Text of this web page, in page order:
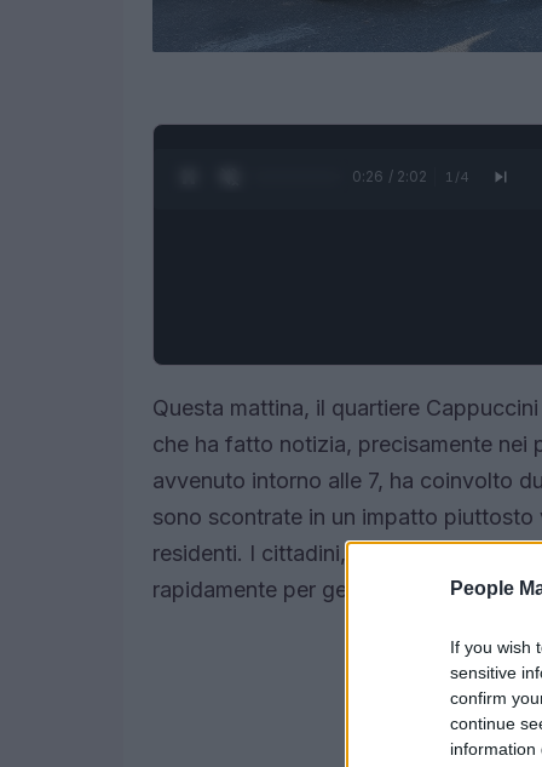
People
If you wish
sensitive
confirm
continue
information
0:28 / 2:02 1 /4
Questa mattina, il quartiere
che ha fatto notizia, precisamente nei
avvenuto intorno alle 7, ha coinvolto
sono scontrate in un impatto
residenti. I cittadini, allarmati, hanno
rapidamente per gestire la situazione